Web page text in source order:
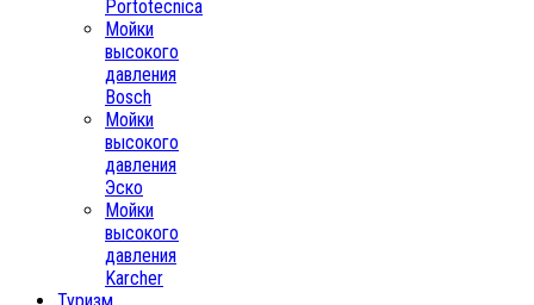
Portotecnica
Мойки
высокого
давления
Bosch
Мойки
высокого
давления
Эско
Мойки
высокого
давления
Karcher